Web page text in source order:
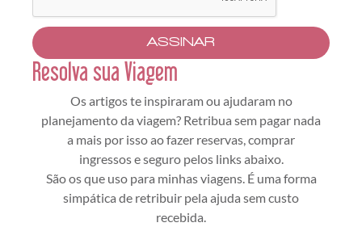
ASSINAR
Resolva sua Viagem
Os artigos te inspiraram ou ajudaram no
planejamento da viagem? Retribua sem pagar nada
a mais por isso ao fazer reservas, comprar
ingressos e seguro pelos links abaixo.
São os que uso para minhas viagens. É uma forma
simpática de retribuir pela ajuda sem custo
recebida.